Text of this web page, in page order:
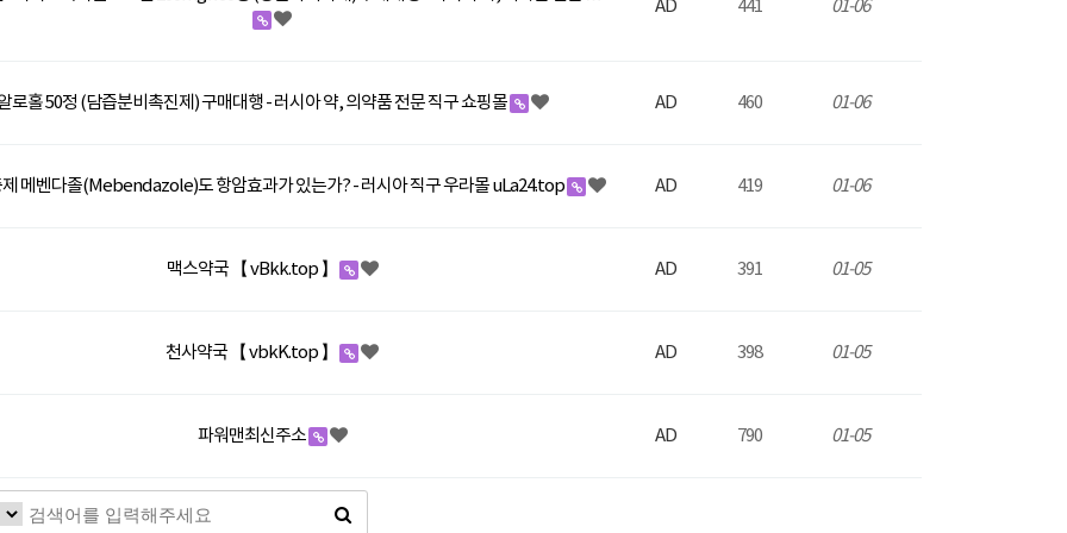
AD 441 01-06
로홀 50정 (담즙분비촉진제) 구매대행 - 러시아 약, 의약품 전문 직구 쇼핑몰 AD 460 01-06
메벤다졸(Mebendazole)도 항암효과가 있는가? - 러시아 직구 우라몰 uLa24.top AD 419 01-06
맥스약국 【 vBkk.top 】 AD 391 01-05
천사약국 【 vbkK.top 】 AD 398 01-05
파워맨최신주소 AD 790 01-05